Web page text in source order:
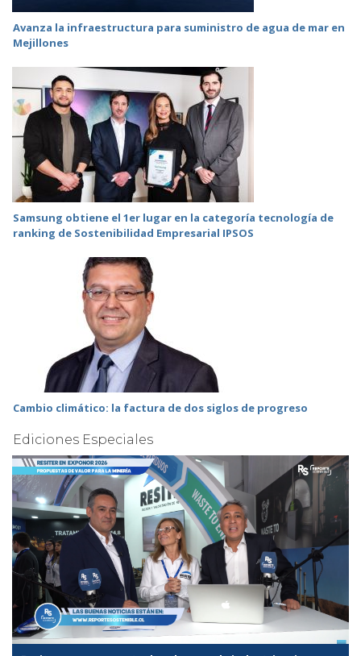
Avanza la infraestructura para suministro de agua de mar en
Mejillones
Samsung obtiene el 1er lugar en la categoría tecnología de
ranking de Sostenibilidad Empresarial IPSOS
Cambio climático: la factura de dos siglos de progreso
Ediciones Especiales